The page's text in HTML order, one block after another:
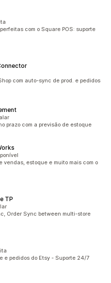
com o Square POS: suporte
com auto-sync de prod. e pedidos
prazo com a previsão de estoque
estoque e muito mais com o
TP
Order Sync between multi-store
e pedidos do Etsy - Suporte 24/7